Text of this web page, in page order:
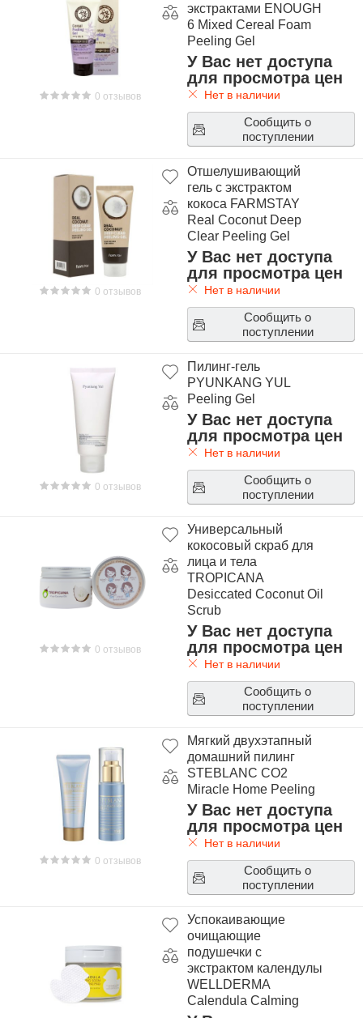
0 отзывов
экстрактами ENOUGH
6 Mixed Cereal Foam
Peeling Gel
У Вас нет доступа
для просмотра цен
Нет в наличии
Сообщить о
поступлении
0 отзывов
Отшелушивающий
гель с экстрактом
кокоса FARMSTAY
Real Coconut Deep
Clear Peeling Gel
У Вас нет доступа
для просмотра цен
Нет в наличии
Сообщить о
поступлении
0 отзывов
Пилинг-гель
PYUNKANG YUL
Peeling Gel
У Вас нет доступа
для просмотра цен
Нет в наличии
Сообщить о
поступлении
0 отзывов
Универсальный
кокосовый скраб для
лица и тела
TROPICANA
Desiccated Coconut Oil
Scrub
У Вас нет доступа
для просмотра цен
Нет в наличии
Сообщить о
поступлении
0 отзывов
Мягкий двухэтапный
домашний пилинг
STEBLANC CO2
Miracle Home Peeling
У Вас нет доступа
для просмотра цен
Нет в наличии
Сообщить о
поступлении
Успокаивающие
очищающие
подушечки с
экстрактом календулы
WELLDERMA
Calendula Calming